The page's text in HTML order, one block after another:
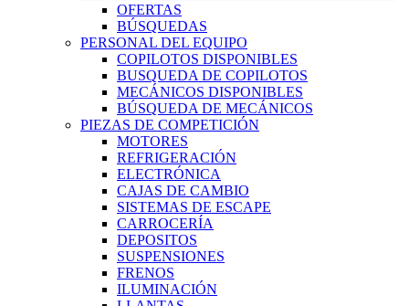
OFERTAS
BÚSQUEDAS
PERSONAL DEL EQUIPO
COPILOTOS DISPONIBLES
BUSQUEDA DE COPILOTOS
MECÁNICOS DISPONIBLES
BÚSQUEDA DE MECÁNICOS
PIEZAS DE COMPETICIÓN
MOTORES
REFRIGERACIÓN
ELECTRÓNICA
CAJAS DE CAMBIO
SISTEMAS DE ESCAPE
CARROCERÍA
DEPOSITOS
SUSPENSIONES
FRENOS
ILUMINACIÓN